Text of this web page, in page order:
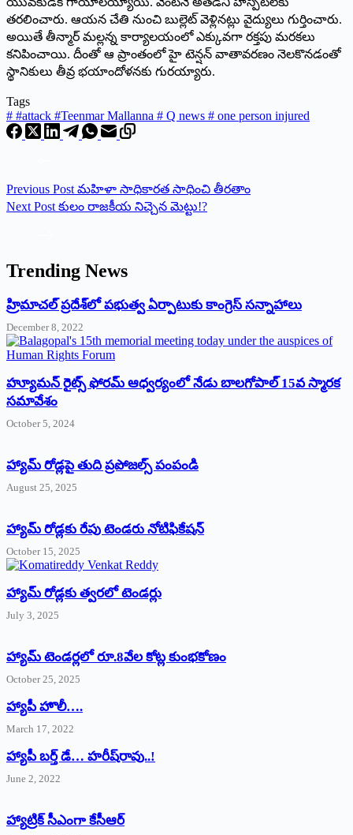
తరలించారు. ఆయన చేతి నుంచి బుల్లెట్‌ వెళ్లినట్లు వైద్యులు గుర్తించారు.
అయితే తీన్మార్‌ మల్లన్న కార్యాలయంలో ఎక్కువగా రక్తపు మరకలు
కనిపించాయి. దీంతో ఆ ప్రాంతంలో హై టెన్షన్‌ వాతావరణం నెలకొనడంతో
స్థానికులు తీవ్ర భయాందోళనకు గురయ్యారు.
Tags
# #attack #Teenmar Mallanna # Q news # one person injured
Previous Post మహిళా సాధికారత సాధించి తీరతాం
Next Post కులం రాజకీయ నిచ్చెన మెట్టు!?
Trending News
‌హ్రిమాచల్‌ ‌ప్రదేశ్‌లో పభుత్వ ఏర్పాటుకు కాంగ్రెస్‌ ‌సన్నాహాలు
December 8, 2022
హ్యూమన్‌ రైట్స్‌ ఫోరమ్‌ ఆధ్వర్యంలో నేడు బాలగోపాల్‌ 15వ స్మారక
సమావేశం
October 5, 2024
హ్యామ్‌ రోడ్లపై తుది ప్రపోజల్స్‌ పంపండి
August 25, 2025
హ్యామ్‌ రోడ్లకు రేపు టెండరు నోటిఫికేషన్‌
October 15, 2025
హ్యామ్‌ రోడ్లకు త్వరలో టెండర్లు
July 3, 2025
హ్యామ్‌ ‌టెండర్లలో రూ.8వేల కోట్ల కుంభకోణం
October 25, 2025
హ్యాపీ హొలీ….
March 17, 2022
హ్యాపీ బర్త్ ‌డే… హరీష్‌రావు..!
June 2, 2022
హ్యాట్రిక్‌ ‌సీఎంగా కేసీఆర్‌